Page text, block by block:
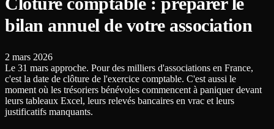
bilan annuel de votre association
2 mars 2026
Le 31 mars approche. Pour des milliers d'associations en France,
c'est la date de clôture de l'exercice comptable. C'est aussi le
moment où les trésoriers bénévoles commencent à paniquer devant
leurs tableaux Excel, leurs relevés bancaires en vrac et leurs
justificatifs manquants.